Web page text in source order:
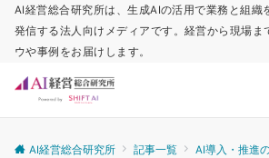
AI経営総合研究所は、生成AIの活用で業務と組織
発信する法人向けメディアです。経営から現場ま
ウや事例をお届けします。
AI経営総合研究所 記事一覧 AI導入・推進